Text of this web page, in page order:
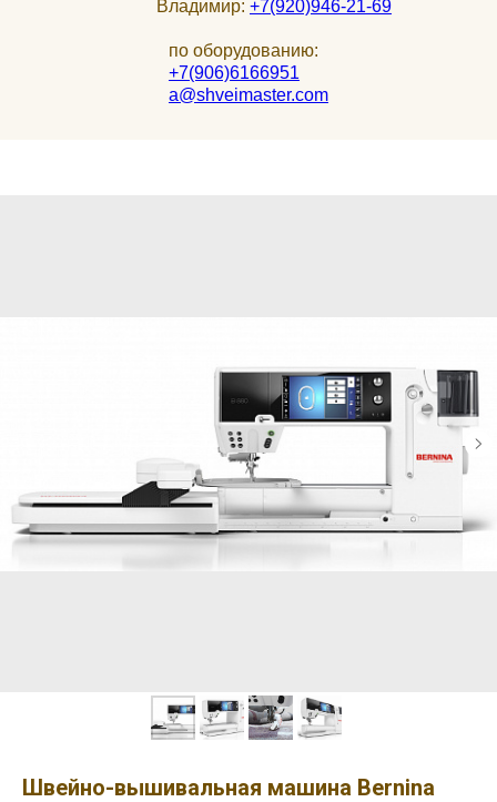
Владимир: +7(920)946-21-69
по оборудованию:
+7(906)6166951
a@shveimaster.com
Швейно-вышивальная машина Bernina